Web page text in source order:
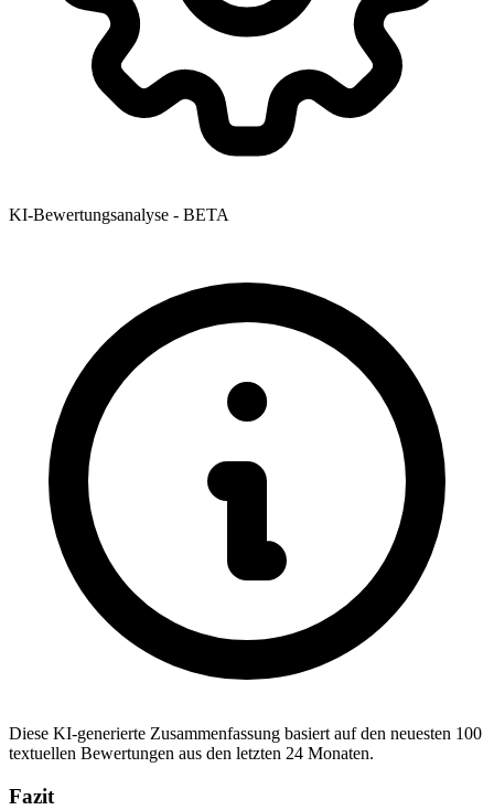
KI-Bewertungsanalyse - BETA
Diese KI-generierte Zusammenfassung basiert auf den neuesten 100
textuellen Bewertungen aus den letzten 24 Monaten.
Fazit